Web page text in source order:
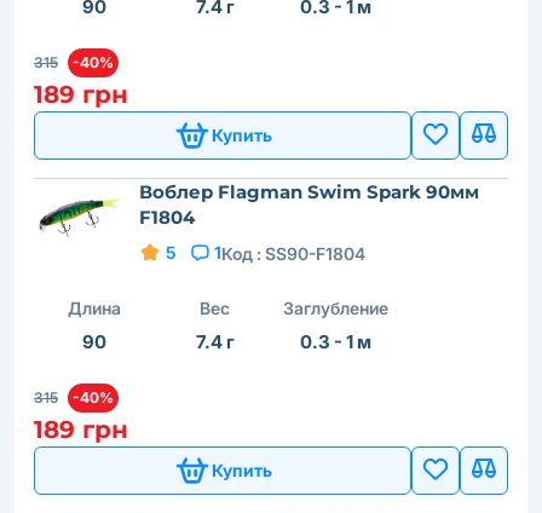
90 7.4 г 0.3 - 1 м
315 -40%
189 грн
Купить
Воблер Flagman Swim Spark 90мм
F1804
5 1Код : SS90-F1804
Длина
90
Вес
7.4 г
Заглубление
0.3 - 1 м
315 -40%
189 грн
Купить